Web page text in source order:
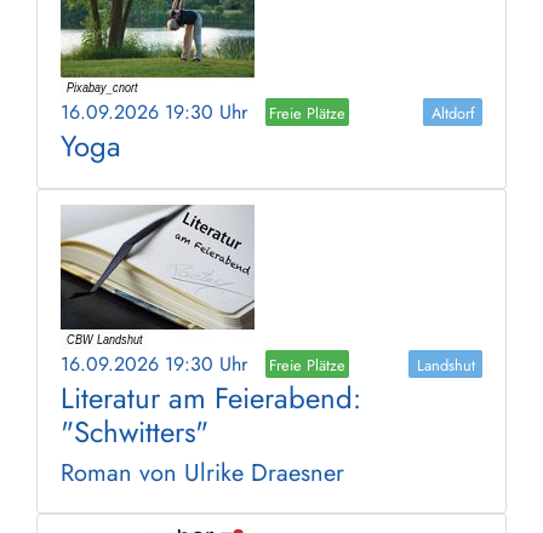
16.09.2026 19:30 Uhr Freie Plätze Altdorf
Yoga
16.09.2026 19:30 Uhr Freie Plätze Landshut
Literatur am Feierabend:
"Schwitters"
Roman von Ulrike Draesner